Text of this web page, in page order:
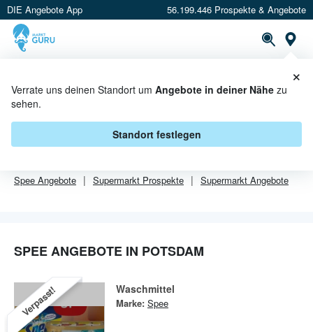
DIE Angebote App 56.199.446 Prospekte & Angebote
Verrate uns deinen Standort um Angebote in deiner Nähe zu
sehen.
Standort festlegen
×
SPEE ANGEBOTE IN POTSDAM
VonSpeesind in Potsdam leider alle Angebebote abgelaufen.
Spee Angebote Supermarkt Prospekte Supermarkt Angebote
SPEE ANGEBOTE IN POTSDAM
Verpasst! Waschmittel
Marke: Spee